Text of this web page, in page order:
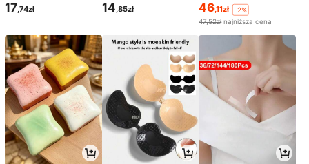
17,74zł 14,85zł 46,11zł
-2%
47,52zł najniższa cena